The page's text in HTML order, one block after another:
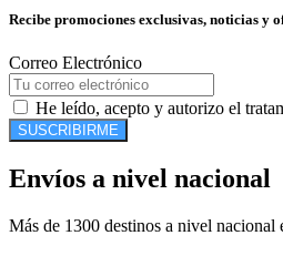
Recibe promociones exclusivas, noticias y
Correo Electrónico
He leído, acepto y autorizo el
SUSCRIBIRME
Envíos a nivel nacional
Más de 1300 destinos a nivel nacional